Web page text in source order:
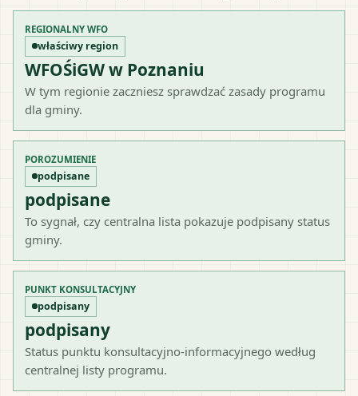
REGIONALNY WFO
właściwy region
WFOŚiGW w Poznaniu
W tym regionie zaczniesz sprawdzać zasady programu
dla gminy.
POROZUMIENIE
podpisane
podpisane
To sygnał, czy centralna lista pokazuje podpisany status
gminy.
PUNKT KONSULTACYJNY
podpisany
podpisany
Status punktu konsultacyjno-informacyjnego według
centralnej listy programu.